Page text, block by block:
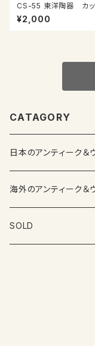
CS-55 東洋陶器 カップ＆ソー
サー
¥2,000
CATAGORY
日本のアンティーク＆
カップ＆ソーサー
ガラス製品
海外のアンティーク＆
SOLD